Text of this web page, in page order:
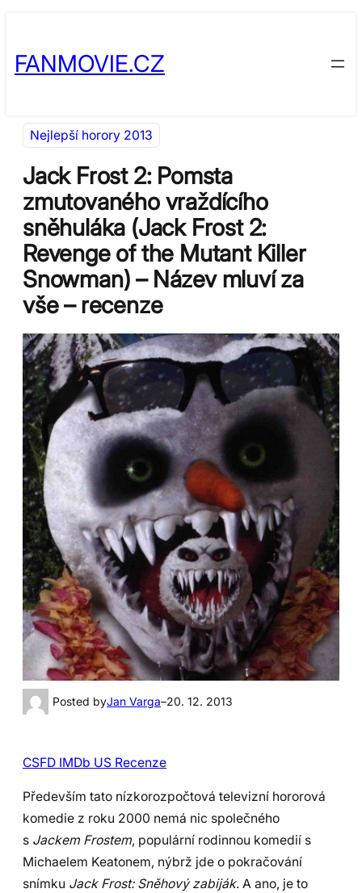
obsah
content
FANMOVIE.CZ
Nejlepší horory 2013
Jack Frost 2: Pomsta
zmutovaného vraždícího
sněhuláka (Jack Frost 2:
Revenge of the Mutant Killer
Snowman) – Název mluví za
vše – recenze
Posted byJan Varga–20. 12. 2013
CSFD IMDb US Recenze
Především tato nízkorozpočtová televizní hororová
komedie z roku 2000 nemá nic společného
s Jackem Frostem, populární rodinnou komedií s
Michaelem Keatonem, nýbrž jde o pokračování
snímku Jack Frost: Sněhový zabiják. A ano, je to